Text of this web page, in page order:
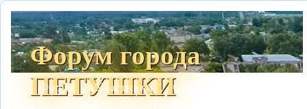
Форум города
ПЕТУШКИ
Форум Участники Сайт
Поиск
Регистрация